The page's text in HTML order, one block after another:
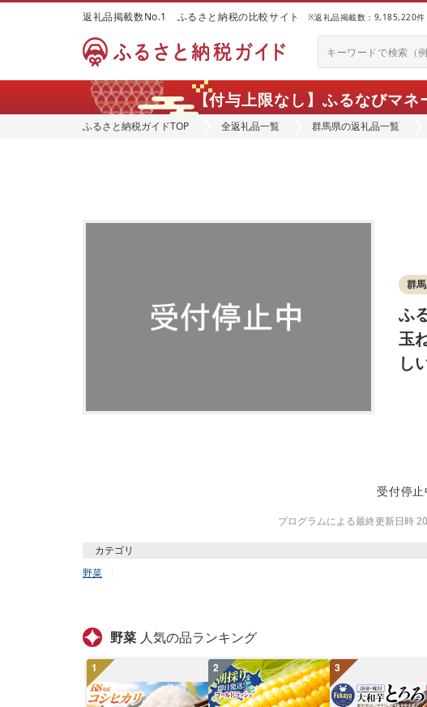
返礼品掲載数No.1 ふるさと納税の比較サイト ※返礼品掲載数：9,185,220件
【付与上限なし】ふるなびマネ
ふるさと納税ガイドTOP 全返礼品一覧 群馬県の返礼品一覧
群
ふ
玉
し
受付停止
プログラムによる最終更新日時
カテゴリ
野菜
野菜 人気の品ランキング
1 2 3